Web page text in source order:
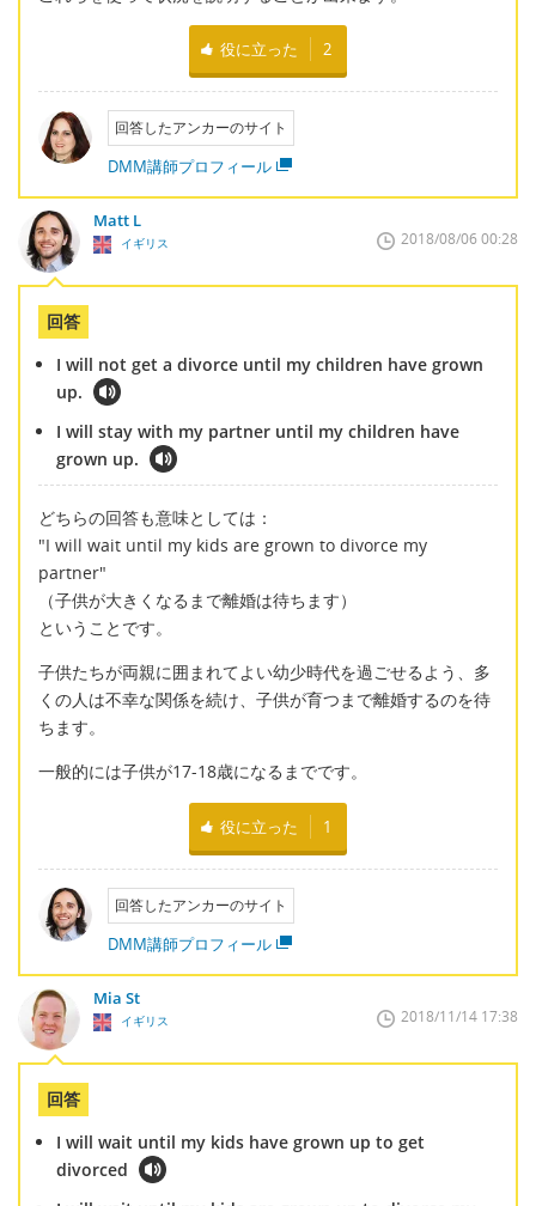
役に立った 2
回答したアンカーのサイト
DMM講師プロフィール
Matt L
イギリス 2018/08/06 00:28
回答
I will not get a divorce until my children have grown
up.
I will stay with my partner until my children have
grown up.
どちらの回答も意味としては：
"I will wait until my kids are grown to divorce my
partner"
（子供が大きくなるまで離婚は待ちます）
ということです。
子供たちが両親に囲まれてよい幼少時代を過ごせるよう、多
くの人は不幸な関係を続け、子供が育つまで離婚するのを待
ちます。
一般的には子供が17-18歳になるまでです。
役に立った 1
回答したアンカーのサイト
DMM講師プロフィール
Mia St
イギリス 2018/11/14 17:38
回答
I will wait until my kids have grown up to get
divorced